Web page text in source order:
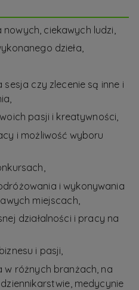
ciekawych ludzi,
dzieła,
czy zlecenie są inne i
pasji i kreatywności,
i możliwość wyboru
i wykonywania
miejscach,
działalności i pracy na
i pasji,
w różnych branżach, na
medycynie